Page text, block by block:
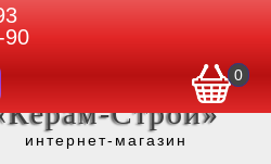
90
0
Строй»
интернет-магазин